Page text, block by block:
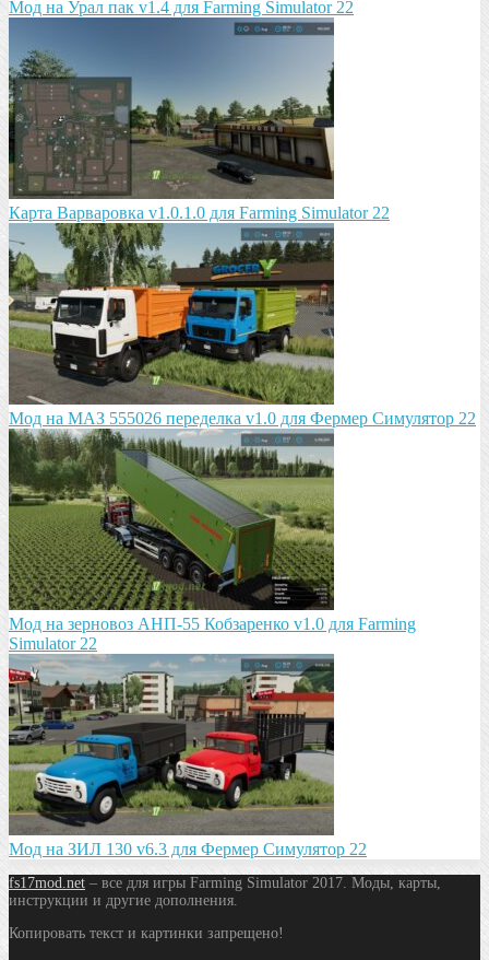
Мод на Урал пак v1.4 для Farming Simulator 22
Карта Варваровка v1.0.1.0 для Farming Simulator 22
Мод на МАЗ 555026 пeрeдeлка v1.0 для Фермер Симулятор 22
Мод на зeрновоз АНП-55 Кобзарeнко v1.0 для Farming
Simulator 22
Мод на ЗИЛ 130 v6.3 для Фермер Симулятор 22
fs17mod.net – все для игры Farming Simulator 2017. Моды, карты,
инструкции и другие дополнения.
Копировать текст и картинки запрещено!